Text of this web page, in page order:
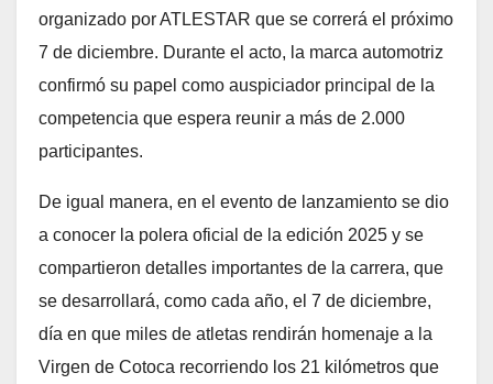
organizado por ATLESTAR que se correrá el próximo
7 de diciembre. Durante el acto, la marca automotriz
confirmó su papel como auspiciador principal de la
competencia que espera reunir a más de 2.000
participantes.
De igual manera, en el evento de lanzamiento se dio
a conocer la polera oficial de la edición 2025 y se
compartieron detalles importantes de la carrera, que
se desarrollará, como cada año, el 7 de diciembre,
día en que miles de atletas rendirán homenaje a la
Virgen de Cotoca recorriendo los 21 kilómetros que